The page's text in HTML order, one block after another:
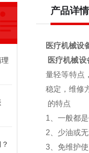
产品详情
医疗机械设
医疗机械
量轻等特点
稳定，维修
的特点
1、一般都
2、少油或
3、免维护